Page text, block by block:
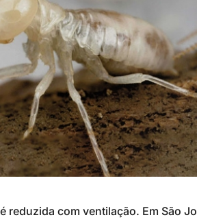
reduzida com ventilação. Em São